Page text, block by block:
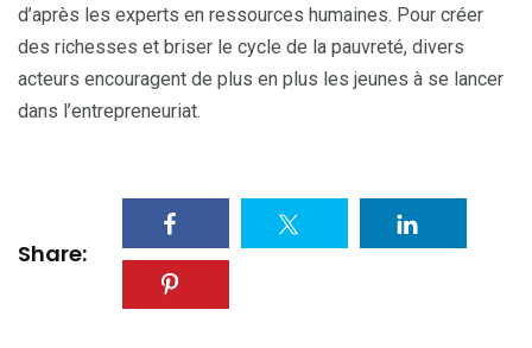
d’après les experts en ressources humaines. Pour créer
des richesses et briser le cycle de la pauvreté, divers
acteurs encouragent de plus en plus les jeunes à se lancer
dans l’entrepreneuriat.
Share: